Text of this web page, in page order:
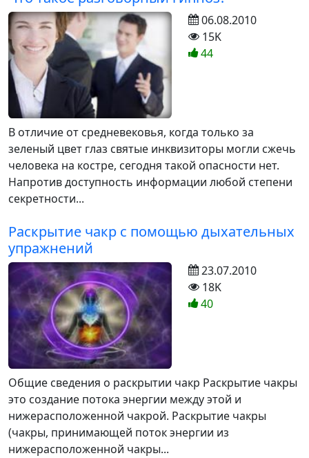
В отличие от средневековья, когда только за
зеленый цвет глаз святые инквизиторы могли сжечь
человека на костре, сегодня такой опасности нет.
Напротив доступность информации любой степени
секретности...
06.08.2010
15K
44
Раскрытие чакр с помощью дыхательных
упражнений
Общие сведения о раскрытии чакр Раскрытие чакры
это создание потока энергии между этой и
нижерасположенной чакрой. Раскрытие чакры
(чакры, принимающей поток энергии из
нижерасположенной чакры...
23.07.2010
18K
40